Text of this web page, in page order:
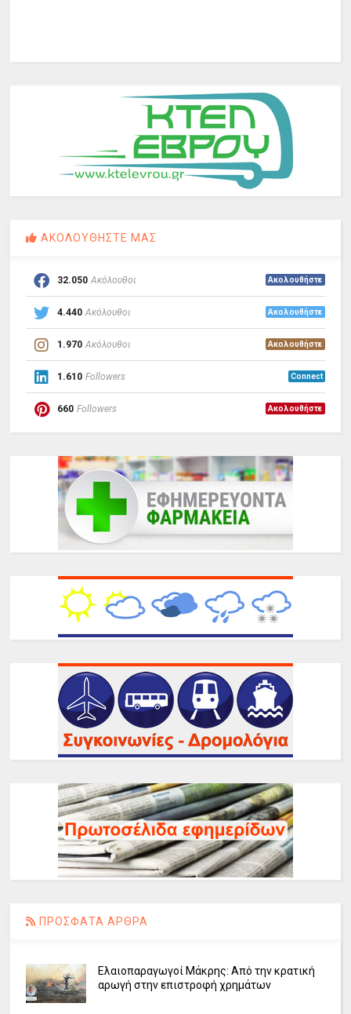
ΑΚΟΛΟΥΘΗΣΤΕ ΜΑΣ
32.050 Ακόλουθοι Ακολουθήστε
4.440 Ακόλουθοι Ακολουθήστε
1.970 Ακόλουθοι Ακολουθήστε
1.610 Followers Connect
660 Followers Ακολουθήστε
ΠΡΟΣΦΑΤΑ ΑΡΘΡΑ
Ελαιοπαραγωγοί Μάκρης: Από την κρατική
αρωγή στην επιστροφή χρημάτων